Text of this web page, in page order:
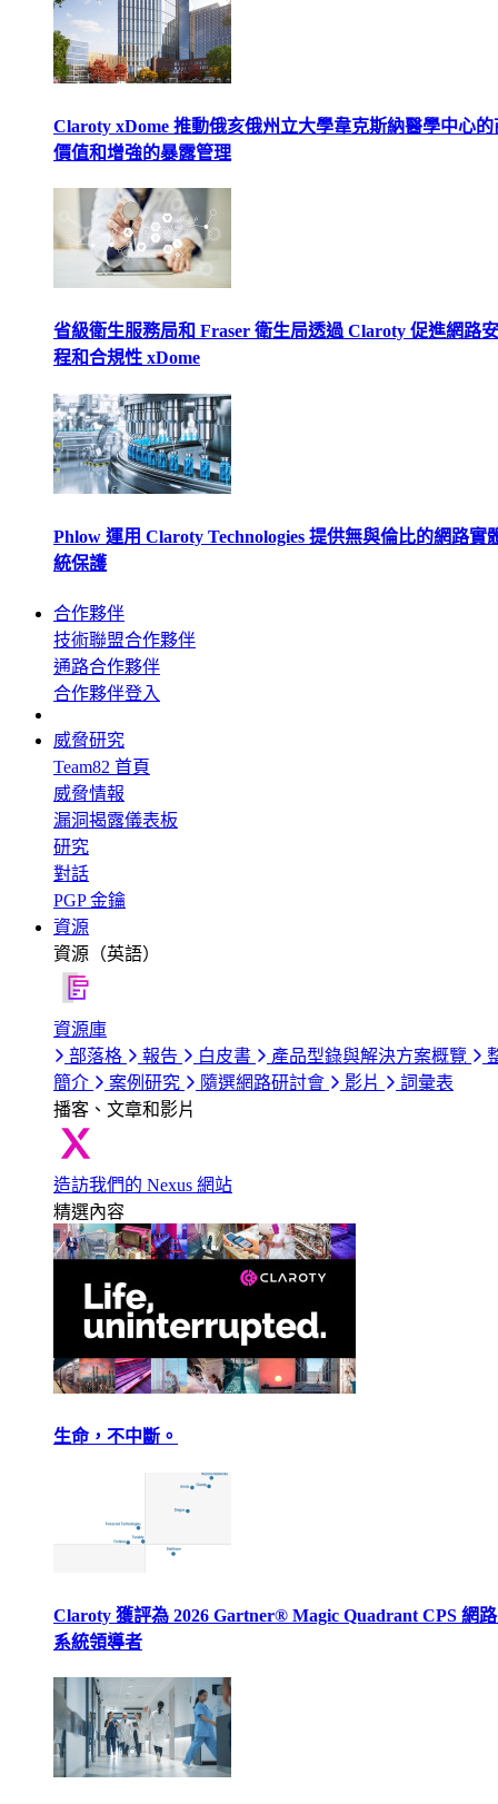
Claroty xDome 推動俄亥俄州立大學韋克斯納醫學中心的
價值和增強的暴露管理
省級衛生服務局和 Fraser 衛生局透過 Claroty 促進網路
程和合規性 xDome
Phlow 運用 Claroty Technologies 提供無與倫比的網路實
統保護
合作夥伴
技術聯盟合作夥伴
通路合作夥伴
合作夥伴登入
威脅研究
Team82 首頁
威脅情報
漏洞揭露儀表板
研究
對話
PGP 金鑰
資源
資源（英語）
資源庫
部落格
報告 白皮書 產品型錄與解決方案概覽
簡介
案例研究 隨選網路研討會 影片
詞彙表
播客、文章和影片
造訪我們的 Nexus 網站
精選內容
生命，不中斷。
Claroty 獲評為 2026 Gartner® Magic Quadrant CPS 網
系統領導者